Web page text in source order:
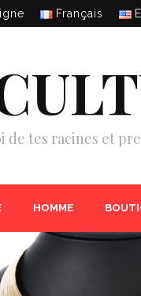
Français
de tes racines et
HOMME